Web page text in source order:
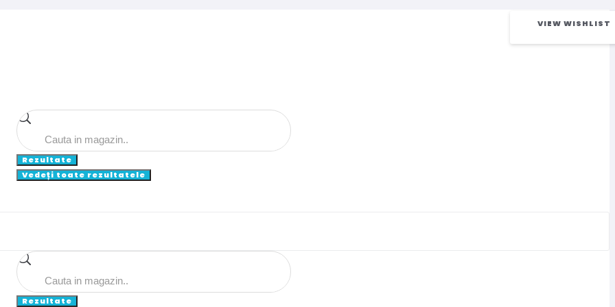
Search
...
Rezultate
Vedeți toate rezultatele
Search
...
Rezultate
VIEW WISHLIST